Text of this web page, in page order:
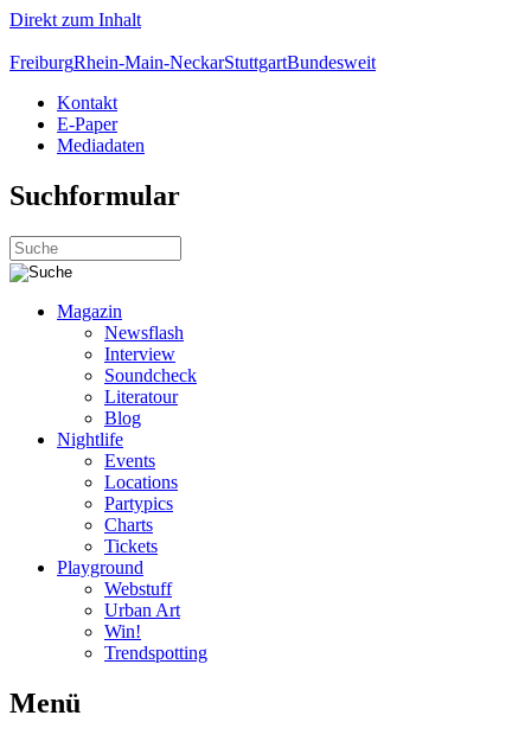
Direkt zum Inhalt
FreiburgRhein-Main-NeckarStuttgartBundesweit
Kontakt
E-Paper
Mediadaten
Suchformular
Magazin
Newsflash
Interview
Soundcheck
Literatour
Blog
Nightlife
Events
Locations
Partypics
Charts
Tickets
Playground
Webstuff
Urban Art
Win!
Trendspotting
Menü